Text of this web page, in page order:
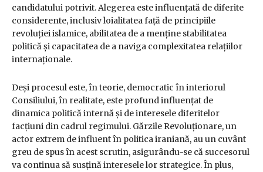
candidatului potrivit. Alegerea este influențată de diferite
considerente, inclusiv loialitatea față de principiile
revoluției islamice, abilitatea de a menține stabilitatea
politică și capacitatea de a naviga complexitatea relațiilor
internaționale.
Deși procesul este, în teorie, democratic în interiorul
Consiliului, în realitate, este profund influențat de
dinamica politică internă și de interesele diferitelor
facțiuni din cadrul regimului. Gărzile Revoluționare, un
actor extrem de influent în politica iraniană, au un cuvânt
greu de spus în acest scrutin, asigurându-se că succesorul
va continua să susțină interesele lor strategice. În plus,